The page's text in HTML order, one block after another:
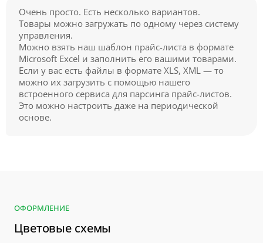
Очень просто. Есть несколько вариантов.
Товары можно загружать по одному через систему
управления.
Можно взять наш шаблон прайс-листа в формате
Microsoft Excel и заполнить его вашими товарами.
Если у вас есть файлы в формате XLS, XML — то
можно их загрузить с помощью нашего
встроенного сервиса для парсинга прайс-листов.
Это можно настроить даже на периодической
основе.
ОФОРМЛЕНИЕ
Цветовые схемы